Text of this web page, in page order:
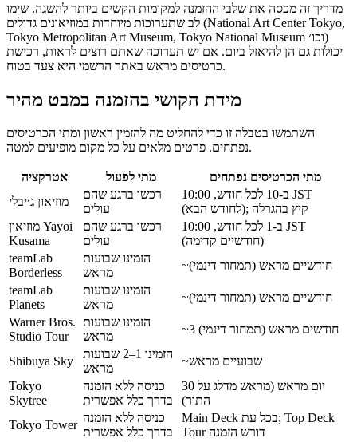
מדריך זה מכסה את שלבי ההזמנה למקומות הקשים ביותר להשגה. שימו
לב שתערוכות מיוחדות במוזיאונים גדולים (National Art Center Tokyo,
Tokyo Metropolitan Art Museum, Tokyo National Museum וכו׳)
יכולות גם הן להיאזל ביום. אם יש תערוכה שאתם רוצים לראות, רכישת
כרטיסים מראש באתר הרשמי היא צעד בטוח.
מידת הקושי בהזמנה במבט מהיר
השתמשו בטבלה זו כדי להחליט מה להזמין ראשון ומתי הכרטיסים
נפתחים. פרטים מלאים על כל מקום מופיעים למטה.
אטרקציה מתי לפעול
מתי הכרטיסים נפתחים
מוזיאון ג׳יבלי
רכשו ברגע שהם
עולים
ב-10 לכל חודש, 10:00 JST
(לחודש הבא); קיץ בהגרלה
מוזיאון Yayoi
Kusama
רכשו ברגע שהם
עולים
ב-1 לכל חודש, 10:00 JST
(חודשיים קדימה)
teamLab
Borderless
הזמינו שבועות
מראש
~חודשיים מראש (תמחור דינמי)
teamLab
Planets
הזמינו שבועות
מראש
~חודשיים מראש (תמחור דינמי)
Warner Bros.
Studio Tour
הזמינו שבועות
מראש
~3 חודשים מראש (תמחור דינמי)
Shibuya Sky
הזמינו 1–2 שבועות
מראש
~שבועיים מראש
Tokyo
Skytree
כניסה ללא הזמנה
בדרך כלל אפשרית
30 יום מראש (מראש מדלג על
התור)
Tokyo Tower
כניסה ללא הזמנה
בדרך כלל אפשרית
Main Deck בכל עת; Top Deck
Tour דורש הזמנה